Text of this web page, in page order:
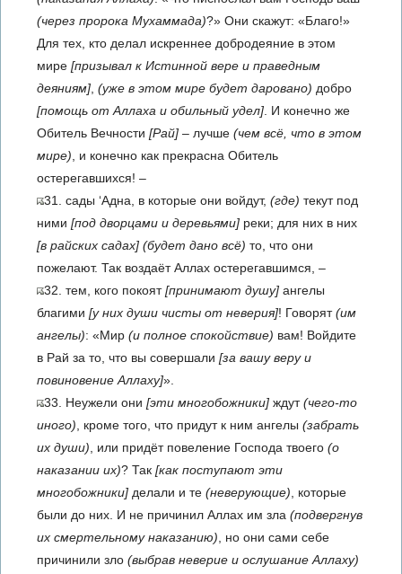
(через пророка Мухаммада)?» Они скажут: «Благо!»
Для тех, кто делал искреннее добродеяние в этом
мире [призывал к Истинной вере и праведным
деяниям] (уже в этом мире будет даровано) добро
[помощь от Аллаха и обильный удел] . И конечно же
Обитель Вечности [Рай] – лучше (чем всё, что в этом
мире) , и конечно как прекрасна Обитель
остерегавшихся! –
31. сады ‘Адна, в которые они войдут, (где) текут под
ними [под дворцами и деревьями] реки; для них в них
[в райских садах] (будет дано всё) то, что они
пожелают. Так воздаёт Аллах остерегавшимся, –
32. тем, кого покоят[принимают душу] ангелы
благими [у них души чисты от неверия]! Говорят(им
ангелы): «Мир (и полное спокойствие) вам! Войдите
в Рай за то, что вы совершали [за вашу веру и
повиновение Аллаху]».
33. Неужели они [эти многобожники] ждут(чего-то
иного) , кроме того, что придут к ним ангелы (забрать
их души) , или придёт повеление Господа твоего (о
наказании их)? Так [как поступают эти
многобожники] делали и те (неверующие) , которые
были до них. И не причинил Аллах им зла (подвергнув
их смертельному наказанию) , но они сами себе
причинили зло (выбрав неверие и ослушание Аллаху)